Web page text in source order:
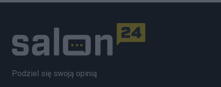
Podziel się swoją opinią